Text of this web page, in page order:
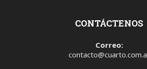
CONTÁCTENOS
Correo: